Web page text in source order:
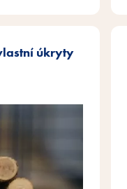
úkryty